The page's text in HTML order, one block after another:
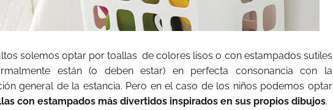
solemos optar por toallas de colores lisos o con estampados sutiles
están (o deben estar) en perfecta consonancia con la
general de la estancia. Pero en el caso de los niños podemos optar
con estampados más divertidos inspirados en sus propios dibujos.